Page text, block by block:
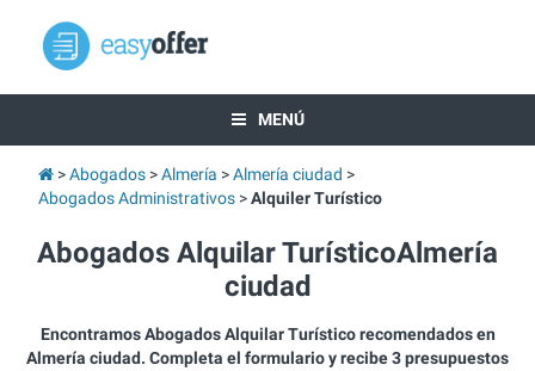
MENÚ
Abogados Almería
Almería ciudad
Abogados Administrativos
Alquiler Turístico
Abogados Alquilar TurísticoAlmería
ciudad
Encontramos Abogados Alquilar Turístico recomendados en
Almería ciudad. Completa el formulario y recibe 3 presupuestos